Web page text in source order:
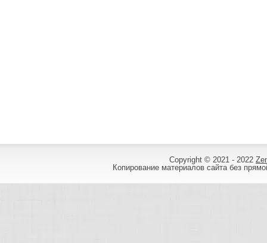
Copyright © 2021 - 2022
Копирование материалов сайта без